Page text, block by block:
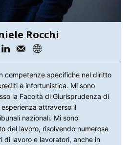
Rocchi
competenze specifiche nel diritto
e infortunistica. Mi sono
la Facoltà di Giurisprudenza di
attraverso il
nazionali. Mi sono
del lavoro, risolvendo numerose
di lavoro e lavoratori, anche in